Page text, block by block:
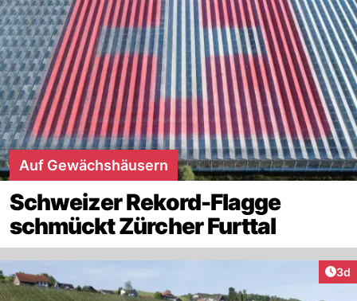
Auf Gewächshäusern
Schweizer Rekord-Flagge
schmückt Zürcher Furttal
3d